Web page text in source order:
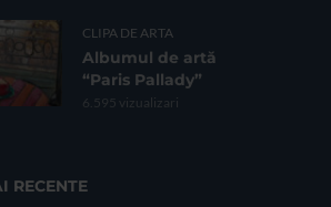
CLIPA DE ARTA
Albumul de artă
“Paris Pallady”
6.595 vizualizari
RECENTE